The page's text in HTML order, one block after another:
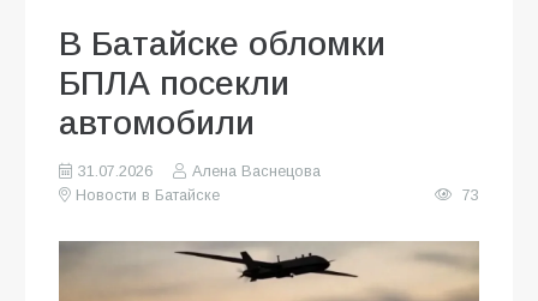
В Батайске обломки
БПЛА посекли
автомобили
31.07.2026
Алена Васнецова
Новости в Батайске
73